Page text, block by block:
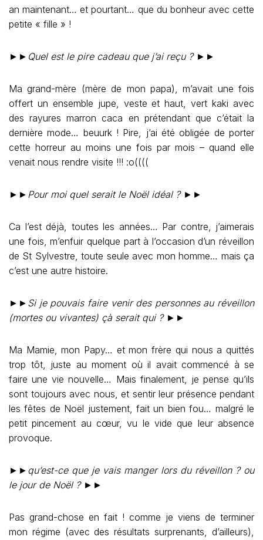
an maintenant… et pourtant… que du bonheur avec cette
petite « fille » !
►► Quel est le pire cadeau que j’ai reçu ?►►
Ma grand-mère (mère de mon papa), m’avait une fois
offert un ensemble jupe, veste et haut, vert kaki avec
des rayures marron caca en prétendant que c’était la
dernière mode… beuurk ! Pire, j’ai été obligée de porter
cette horreur au moins une fois par mois – quand elle
venait nous rendre visite !!! :o((((
►► Pour moi quel serait le Noël idéal ?►►
Ca l’est déjà, toutes les années… Par contre, j’aimerais
une fois, m’enfuir quelque part à l’occasion d’un réveillon
de St Sylvestre, toute seule avec mon homme… mais ça
c’est une autre histoire.
►► Si je pouvais faire venir des personnes au réveillon
(mortes ou vivantes) çà serait qui ?►►
Ma Mamie, mon Papy… et mon frère qui nous a quittés
trop tôt, juste au moment où il avait commencé à se
faire une vie nouvelle… Mais finalement, je pense qu’ils
sont toujours avec nous, et sentir leur présence pendant
les fêtes de Noël justement, fait un bien fou… malgré le
petit pincement au cœur, vu le vide que leur absence
provoque.
►► qu’est-ce que je vais manger lors du réveillon ? ou
le jour de Noël ?►►
Pas grand-chose en fait ! comme je viens de terminer
mon régime (avec des résultats surprenants, d’ailleurs),